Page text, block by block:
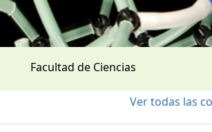
Facultad de Ciencias
Ver todas las